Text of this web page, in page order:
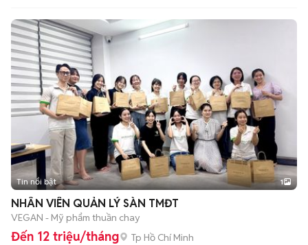
Tin nổi bật 1
NHÂN VIÊN QUẢN LÝ SÀN TMĐT
VEGAN - Mỹ phẩm thuần chay
Đến 12 triệu/tháng Tp Hồ Chí Minh